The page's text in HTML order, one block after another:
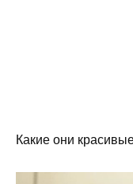
Какие они